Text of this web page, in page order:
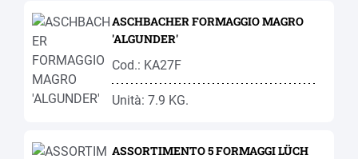
ASCHBACHER FORMAGGIO MAGRO
'ALGUNDER'
Cod.: KA27F
Unità: 7.9 KG.
ASSORTIMENTO 5 FORMAGGI LÜCH